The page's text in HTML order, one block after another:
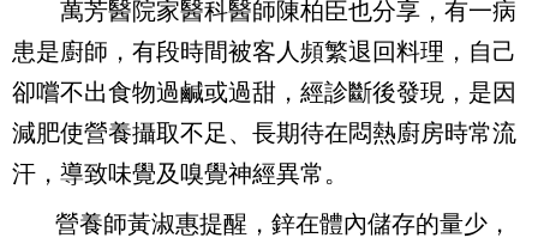
萬芳醫院家醫科醫師陳柏臣也分享，有一病
患是廚師，有段時間被客人頻繁退回料理，自己
卻嚐不出食物過鹹或過甜，經診斷後發現，是因
減肥使營養攝取不足、長期待在悶熱廚房時常流
汗，導致味覺及嗅覺神經異常。
營養師黃淑惠提醒，鋅在體內儲存的量少，